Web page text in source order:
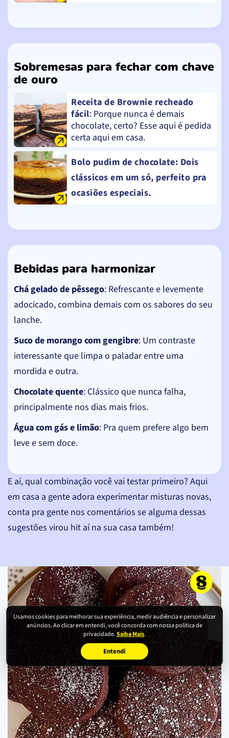
Usamos cookies para melhorar sua experiência, medir audiência e personalizar
anúncios. Ao clicar em entendi, você concorda com nossa política de
privacidade.Saiba Mais.
Entendi
Sobremesas para fechar com chave
de ouro
Receita de Brownie recheado
fácil: Porque nunca é demais
chocolate, certo? Esse aqui é pedida
certa aqui em casa.
Bolo pudim de chocolate: Dois
clássicos em um só, perfeito pra
ocasiões especiais.
Bebidas para harmonizar
Chá gelado de pêssego: Refrescante e levemente
adocicado, combina demais com os sabores do seu
lanche.
Suco de morango com gengibre: Um contraste
interessante que limpa o paladar entre uma
mordida e outra.
Chocolate quente: Clássico que nunca falha,
principalmente nos dias mais frios.
Água com gás e limão: Pra quem prefere algo bem
leve e sem doce.
E aí, qual combinação você vai testar primeiro? Aqui
em casa a gente adora experimentar misturas novas,
conta pra gente nos comentários se alguma dessas
sugestões virou hit aí na sua casa também!